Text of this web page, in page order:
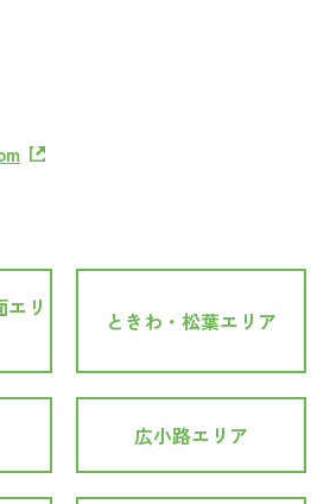
リ
ときわ・松葉エリア
広小路エリア